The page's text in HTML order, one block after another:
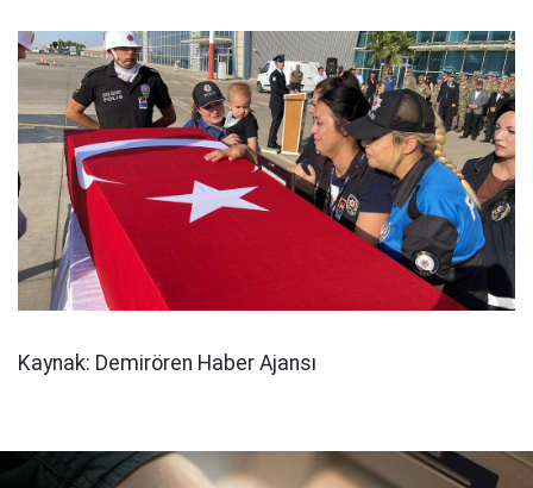
Kaynak: Demirören Haber Ajansı